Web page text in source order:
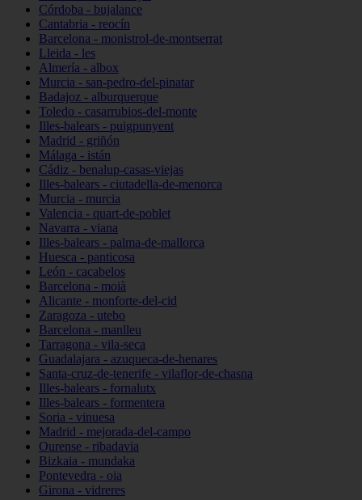
Córdoba - bujalance
Cantabria - reocín
Barcelona - monistrol-de-montserrat
Lleida - les
Almería - albox
Murcia - san-pedro-del-pinatar
Badajoz - alburquerque
Toledo - casarrubios-del-monte
Illes-balears - puigpunyent
Madrid - griñón
Málaga - istán
Cádiz - benalup-casas-viejas
Illes-balears - ciutadella-de-menorca
Murcia - murcia
Valencia - quart-de-poblet
Navarra - viana
Illes-balears - palma-de-mallorca
Huesca - panticosa
León - cacabelos
Barcelona - moià
Alicante - monforte-del-cid
Zaragoza - utebo
Barcelona - manlleu
Tarragona - vila-seca
Guadalajara - azuqueca-de-henares
Santa-cruz-de-tenerife - vilaflor-de-chasna
Illes-balears - fornalutx
Illes-balears - formentera
Soria - vinuesa
Madrid - mejorada-del-campo
Ourense - ribadavia
Bizkaia - mundaka
Pontevedra - oia
Girona - vidreres